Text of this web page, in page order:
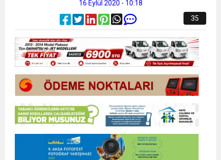
16 Eylül 2020 - 10:18
35